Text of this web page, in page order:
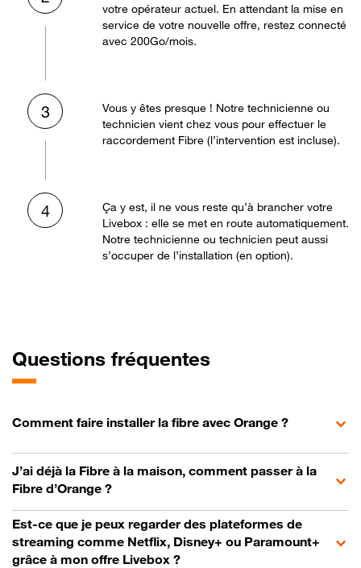
votre opérateur actuel. En attendant la mise en
service de votre nouvelle offre, restez connecté
avec 200Go/mois.
3
Vous y êtes presque ! Notre technicienne ou
technicien vient chez vous pour effectuer le
raccordement Fibre (l’intervention est incluse).
4
Ça y est, il ne vous reste qu’à brancher votre
Livebox : elle se met en route automatiquement.
Notre technicienne ou technicien peut aussi
s’occuper de l’installation (en option).
Questions fréquentes
Comment faire installer la fibre avec Orange ?
J’ai déjà la Fibre à la maison, comment passer à la
Fibre d’Orange ?
Est-ce que je peux regarder des plateformes de
streaming comme Netflix, Disney+ ou Paramount+
grâce à mon offre Livebox ?